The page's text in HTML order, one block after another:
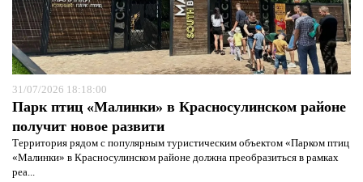
31/07/2026 18:18:00
Парк птиц «Малинки» в Красносулинском районе
получит новое развити
Территория рядом с популярным туристическим объектом «Парком птиц
«Малинки» в Красносулинском районе должна преобразиться в рамках
реа...